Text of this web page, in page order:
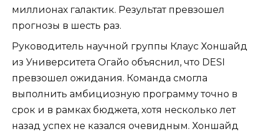
миллионах галактик. Результат превзошел
прогнозы в шесть раз.
Руководитель научной группы Клаус Хоншайд
из Университета Огайо объяснил, что DESI
превзошел ожидания. Команда смогла
выполнить амбициозную программу точно в
срок и в рамках бюджета, хотя несколько лет
назад успех не казался очевидным. Хоншайд